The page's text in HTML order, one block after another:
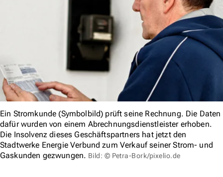
Ein Stromkunde (Symbolbild) prüft seine Rechnung. Die Daten
dafür wurden von einem Abrechnungsdienstleister erhoben.
Die Insolvenz dieses Geschäftspartners hat jetzt den
Stadtwerke Energie Verbund zum Verkauf seiner Strom- und
Gaskunden gezwungen. Bild: © Petra-Bork/pixelio.de